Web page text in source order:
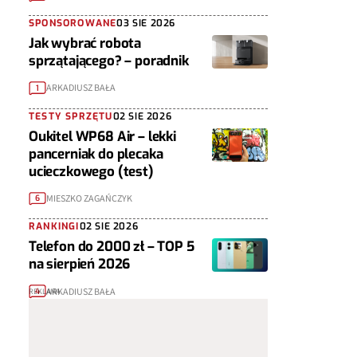
SPONSOROWANE03 SIE 2026
Jak wybrać robota
sprzątającego? – poradnik
1 ARKADIUSZ BAŁA
TESTY SPRZĘTU02 SIE 2026
Oukitel WP68 Air – lekki
pancerniak do plecaka
ucieczkowego (test)
6 MIESZKO ZAGAŃCZYK
RANKINGI02 SIE 2026
Telefon do 2000 zł – TOP 5
na sierpień 2026
4 ARKADIUSZ BAŁA